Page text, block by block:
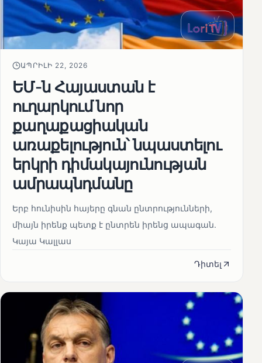
ԱՊՐԻԼԻ 22, 2026
ԵՄ-ն Հայաստան է
ուղարկում նոր
քաղաքացիական
առաքելություն՝ նպաստելու
երկրի դիմակայունության
ամրապնդմանը
Երբ հունիսին հայերը գնան ընտրությունների,
միայն իրենք պետք է ընտրեն իրենց ապագան.
Կայա Կալլաս
Դիտել